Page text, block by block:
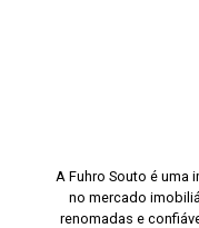
A Fuhro Souto é uma
no mercado
renomadas e